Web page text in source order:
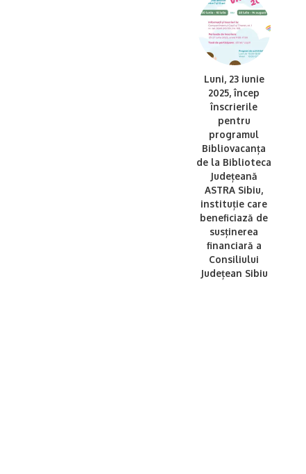
Luni, 23 iunie
2025, încep
înscrierile
pentru
programul
Bibliovacanța
de la Biblioteca
Județeană
ASTRA Sibiu,
instituție care
beneficiază de
susținerea
financiară a
Consiliului
Județean Sibiu